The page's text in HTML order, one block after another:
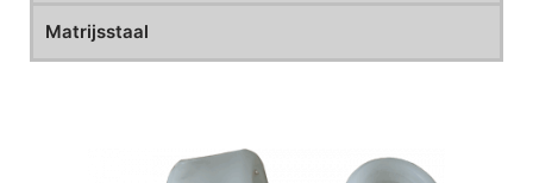
Matrijsstaal